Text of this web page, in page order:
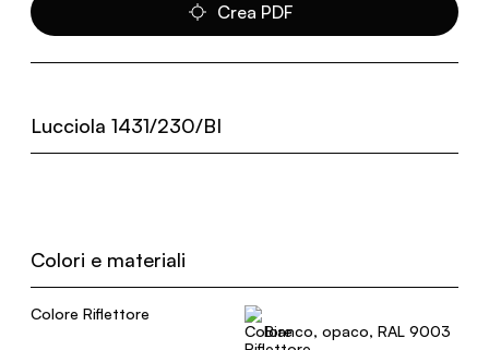
Crea PDF
Lucciola 1431/230/BI
Colori e materiali
Colore Riflettore
Bianco, opaco, RAL 9003